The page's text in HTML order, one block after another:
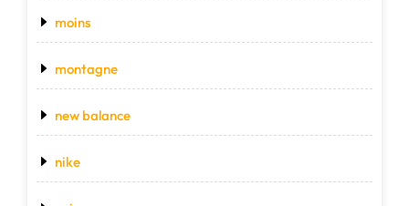
moins
montagne
new balance
nike